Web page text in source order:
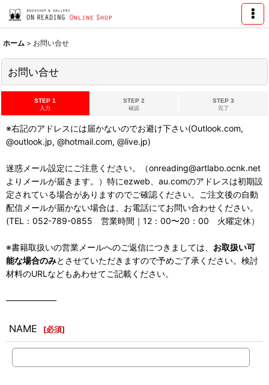
ホーム > お問い合せ
お問い合せ
STEP 1
入力
STEP 2
確認
STEP 3
完了
※右記のアドレスには届かないのでお避け下さい(Outlook.com,
@outlook.jp, @hotmail.com, @live.jp)
迷惑メール設定にご注意ください。（onreading@artlabo.ocnk.net
よりメールが届きます。）特にezweb、au.comのアドレスは初期設
定されている場合がありますのでご確認ください。ご注文後の自動
配信メールが届かない場合は、お電話にてお問い合わせください。
(TEL：052-789-0855 営業時間｜12：00〜20：00 火曜定休）
※書籍取扱いの営業メールへのご返信につきましては、 お取扱い可
能な場合のみとさせていただきますので予めご了承ください。検討
材料のURLなどもあわせてご記載ください。
――――――
NAME [必須]